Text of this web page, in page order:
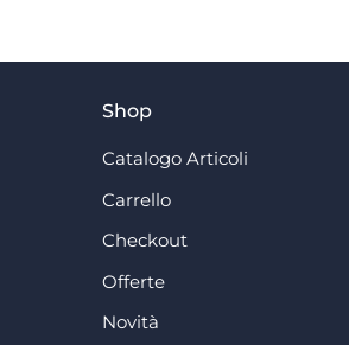
Shop
Catalogo Articoli
Carrello
Checkout
Offerte
Novità